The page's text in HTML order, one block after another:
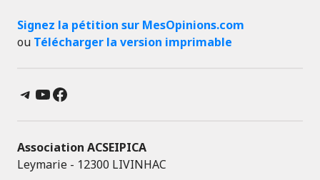
Signez la pétition sur MesOpinions.com
ou Télécharger la version imprimable
Telegram
YouTube
Facebook
Association ACSEIPICA
Leymarie - 12300 LIVINHAC